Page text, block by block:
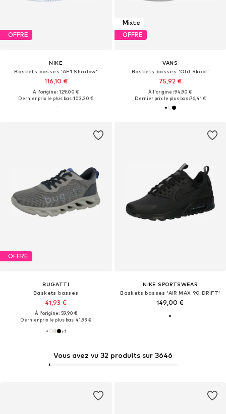
OFFRE
NIKE
Baskets basses 'AF1 Shadow'
116,10 €
À l'origine : 129,00 €
Dernier prix le plus bas :103,20 €
Mixte
OFFRE
VANS
Baskets basses 'Old Skool'
75,92 €
À l'origine : 94,90 €
Dernier prix le plus bas :76,41 €
OFFRE
BUGATTI
Baskets basses
41,93 €
À l'origine : 59,90 €
Dernier prix le plus bas :41,93 €
+1
NIKE SPORTSWEAR
Baskets basses 'AIR MAX 90 DRIFT'
149,00 €
Vous avez vu 32 produits sur 3646